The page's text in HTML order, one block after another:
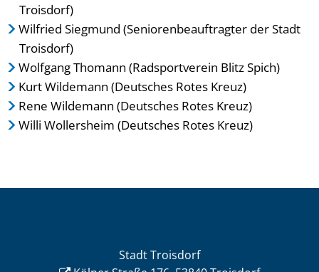
Troisdorf)
Wilfried Siegmund (Seniorenbeauftragter der Stadt
Troisdorf)
Wolfgang Thomann (Radsportverein Blitz Spich)
Kurt Wildemann (Deutsches Rotes Kreuz)
Rene Wildemann (Deutsches Rotes Kreuz)
Willi Wollersheim (Deutsches Rotes Kreuz)
Stadt Troisdorf